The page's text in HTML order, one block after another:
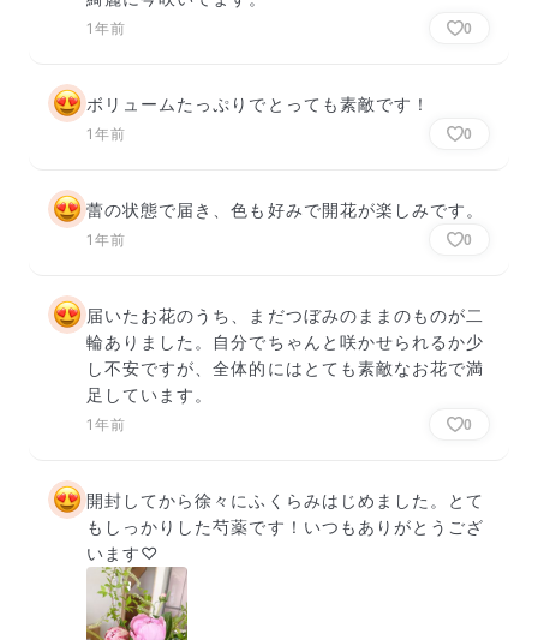
1年前 0
ボリュームたっぷりでとっても素敵です！
1年前 0
蕾の状態で届き、色も好みで開花が楽しみです。
1年前 0
届いたお花のうち、まだつぼみのままのものが二
輪ありました。自分でちゃんと咲かせられるか少
し不安ですが、全体的にはとても素敵なお花で満
足しています。
1年前 0
開封してから徐々にふくらみはじめました。とて
もしっかりした芍薬です！いつもありがとうござ
います♡